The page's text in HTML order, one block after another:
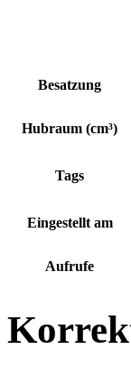
Besatzung
Hubraum (cm³)
Tags
Eingestellt am
Aufrufe